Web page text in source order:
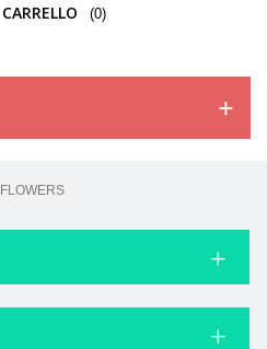
CARRELLO (0)
FLOWERS